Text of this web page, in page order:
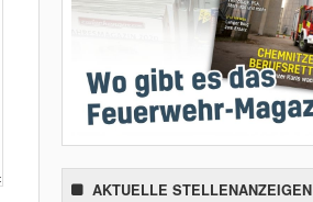
AKTUELLE STELLENANZEIGEN